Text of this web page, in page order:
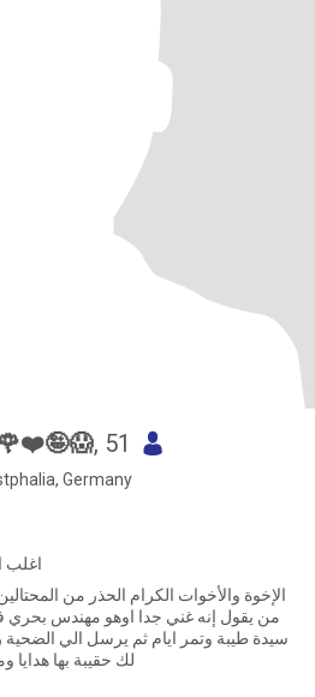
📢❤️🌹غطاس, 51
Germany
اغلب
الإخوة والأخوات الكرام الحذر من
من يقول إنه غني جدا اوهو مهندس بحري
لك حقيبة بها